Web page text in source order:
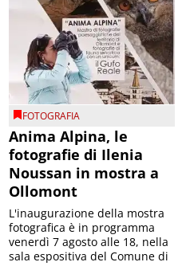
FOTOGRAFIA
Anima Alpina, le
fotografie di Ilenia
Noussan in mostra a
Ollomont
L'inaugurazione della mostra
fotografica è in programma
venerdì 7 agosto alle 18, nella
sala espositiva del Comune di